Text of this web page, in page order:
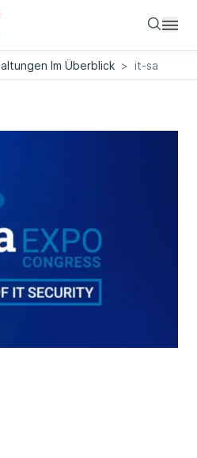
Im Überblick > it-sa